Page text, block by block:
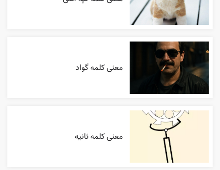
معنی کلمه گواد
معنی کلمه ثانیه